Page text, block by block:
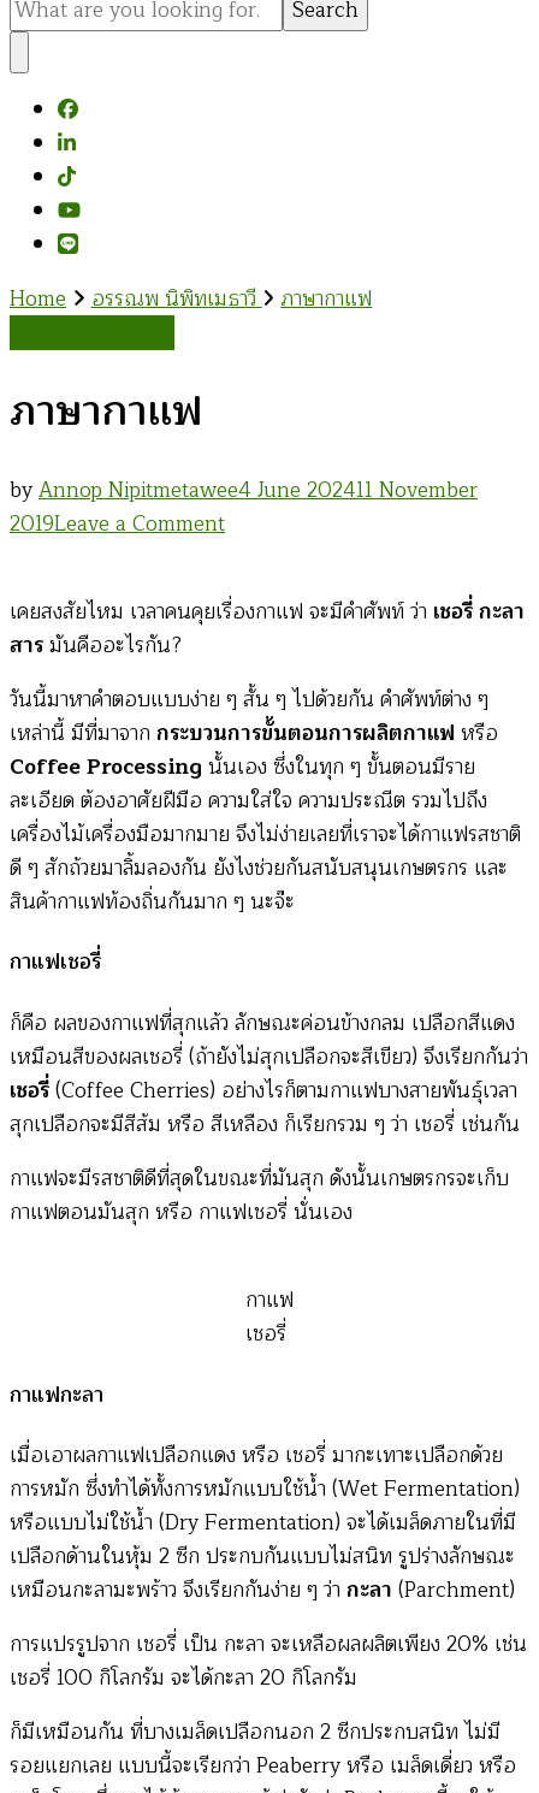
Something?
Home อรรณพ นิพิทเมธาวี ภาษากาแฟ
ภาษากาแฟ
byAnnop Nipitmetawee4 June 202411 November
2019Leave a Commenton
กาแฟ
เคยสงสัยไหม เวลาคนคุยเรื่องกาแฟ จะมีคำศัพท์ ว่า เชอรี่ กะลา
สารมันคืออะไรกัน?
วันนี้มาหาคำตอบแบบง่าย ๆ สั้น ๆ ไปด้วยกัน คำศัพท์ต่าง ๆ
เหล่านี้ มีที่มาจาก กระบวนการขั้นตอนการผลิตกาแฟ หรือ
Coffee Processing นั้นเอง ซึ่งในทุก ๆ ขั้นตอนมีราย
ละเอียด ต้องอาศัยฝีมือ ความใส่ใจ ความประณีต รวมไปถึง
เครื่องไม้เครื่องมือมากมาย จึงไม่ง่ายเลยที่เราจะได้กาแฟรสชาติ
ดี ๆ สักถ้วยมาลิ้มลองกัน ยังไงช่วยกันสนับสนุนเกษตรกร และ
สินค้ากาแฟท้องถิ่นกันมาก ๆ นะจ๊ะ
กาแฟเชอรี่
ก็คือ ผลของกาแฟที่สุกแล้ว ลักษณะค่อนข้างกลม เปลือกสีแดง
เหมือนสีของผลเชอรี่ (ถ้ายังไม่สุกเปลือกจะสีเขียว) จึงเรียกกันว่า
เชอรี่(Coffee Cherries) อย่างไรก็ตามกาแฟบางสายพันธุ์เวลา
สุกเปลือกจะมีสีส้ม หรือ สีเหลือง ก็เรียกรวม ๆ ว่า เชอรี่ เช่นกัน
กาแฟจะมีรสชาติดีที่สุดในขณะที่มันสุก ดังนั้นเกษตรกรจะเก็บ
กาแฟตอนมันสุก หรือ กาแฟเชอรี่ นั่นเอง
กาแฟ
เชอรี่
กาแฟกะลา
เมื่อเอาผลกาแฟเปลือกแดง หรือ เชอรี่ มากะเทาะเปลือกด้วย
การหมัก ซึ่งทำได้ทั้งการหมักแบบใช้น้ำ (Wet Fermentation)
หรือแบบไม่ใช้น้ำ (Dry Fermentation) จะได้เมล็ดภายในที่มี
เปลือกด้านในหุ้ม 2 ซีก ประกบกันแบบไม่สนิท รูปร่างลักษณะ
เหมือนกะลามะพร้าว จึงเรียกกันง่าย ๆ ว่า กะลา (Parchment)
การแปรรูปจาก เชอรี่ เป็น กะลา จะเหลือผลผลิตเพียง 20% เช่น
เชอรี่ 100 กิโลกรัม จะได้กะลา 20 กิโลกรัม
ก็มีเหมือนกัน ที่บางเมล็ดเปลือกนอก 2 ซีกประกบสนิท ไม่มี
รอยแยกเลย แบบนี้จะเรียกว่า Peaberry หรือ เมล็ดเดี่ยว หรือ